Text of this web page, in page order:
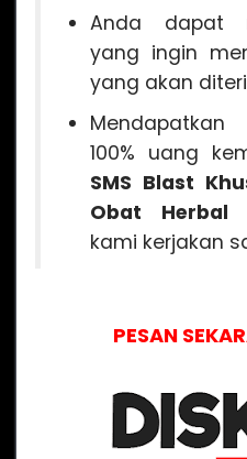
Anda dapat
yang ingin
yang akan
100% uang
SMS Blast
Obat Herbal
kami kerjakan
PESAN